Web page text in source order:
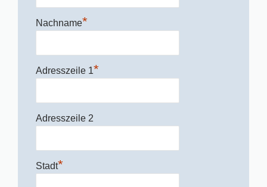
Nachname*
Adresszeile 1*
Adresszeile 2
Stadt*